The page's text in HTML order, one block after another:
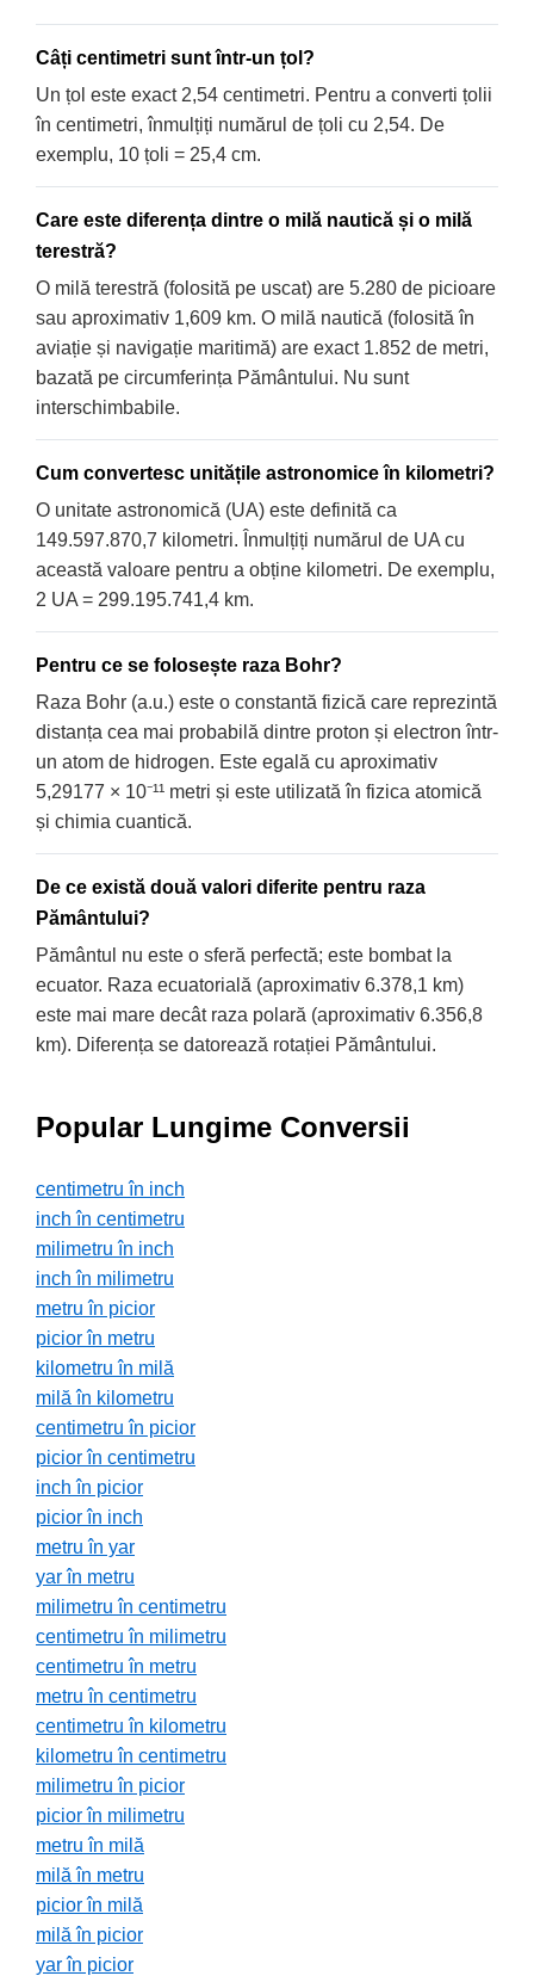
Câți centimetri sunt într-un țol?
Un țol este exact 2,54 centimetri. Pentru a converti țolii
în centimetri, înmulțiți numărul de țoli cu 2,54. De
exemplu, 10 țoli = 25,4 cm.
Care este diferența dintre o milă nautică și o milă
terestră?
O milă terestră (folosită pe uscat) are 5.280 de picioare
sau aproximativ 1,609 km. O milă nautică (folosită în
aviație și navigație maritimă) are exact 1.852 de metri,
bazată pe circumferința Pământului. Nu sunt
interschimbabile.
Cum convertesc unitățile astronomice în kilometri?
O unitate astronomică (UA) este definită ca
149.597.870,7 kilometri. Înmulțiți numărul de UA cu
această valoare pentru a obține kilometri. De exemplu,
2 UA = 299.195.741,4 km.
Pentru ce se folosește raza Bohr?
Raza Bohr (a.u.) este o constantă fizică care reprezintă
distanța cea mai probabilă dintre proton și electron într-
un atom de hidrogen. Este egală cu aproximativ
5,29177 × 10⁻¹¹ metri și este utilizată în fizica atomică
și chimia cuantică.
De ce există două valori diferite pentru raza
Pământului?
Pământul nu este o sferă perfectă; este bombat la
ecuator. Raza ecuatorială (aproximativ 6.378,1 km)
este mai mare decât raza polară (aproximativ 6.356,8
km). Diferența se datorează rotației Pământului.
Popular Lungime Conversii
centimetru în inch
inch în centimetru
milimetru în inch
inch în milimetru
metru în picior
picior în metru
kilometru în milă
milă în kilometru
centimetru în picior
picior în centimetru
inch în picior
picior în inch
metru în yar
yar în metru
milimetru în centimetru
centimetru în milimetru
centimetru în metru
metru în centimetru
centimetru în kilometru
kilometru în centimetru
milimetru în picior
picior în milimetru
metru în milă
milă în metru
picior în milă
milă în picior
yar în picior